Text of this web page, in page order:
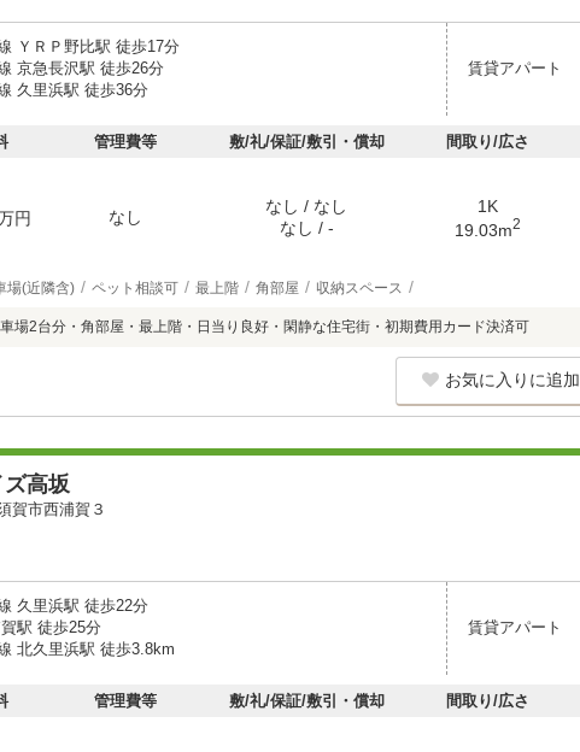
ＹＲＰ野比駅 徒歩17分
京急長沢駅 徒歩26分
久里浜駅 徒歩36分
賃貸アパート
管理費等 敷/礼/保証/敷引・償却 間取り/広さ
円 なし
なし / なし
なし / -
1K
19.03m2
場(近隣含) ペット相談可 最上階 角部屋 収納スペース
場2台分・角部屋・最上階・日当り良好・閑静な住宅街・初期費用カード決済可
お気に入りに追加
高坂
賀市西浦賀３
久里浜駅 徒歩22分
駅 徒歩25分
北久里浜駅 徒歩3.8km
賃貸アパート
管理費等 敷/礼/保証/敷引・償却 間取り/広さ